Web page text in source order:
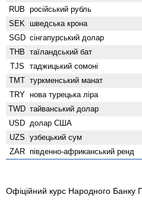
RUB російський рубль
SEK шведська крона
SGD сінгапурський долар
THB таїландський бат
TJS таджицький сомоні
TMT туркменський манат
TRY нова турецька ліра
TWD тайванський долар
USD долар США
UZS узбецький сум
ZAR південно-африканський ренд
Офіційний курс Народного Банку